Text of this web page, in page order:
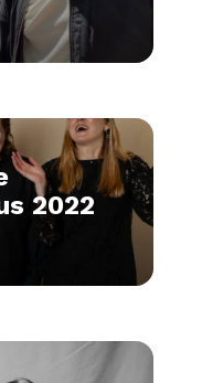
2022